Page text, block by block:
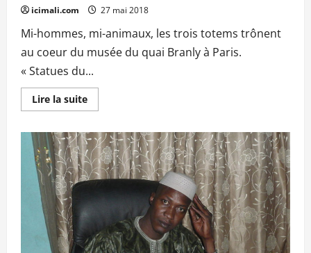
icimali.com 27 mai 2018
Mi-hommes, mi-animaux, les trois totems trônent
au coeur du musée du quai Branly à Paris.
« Statues du...
Lire la suiteEn
savoir
L’Afrique
réclame
à
l’Europe
le
retour
ses
trésors
pillés